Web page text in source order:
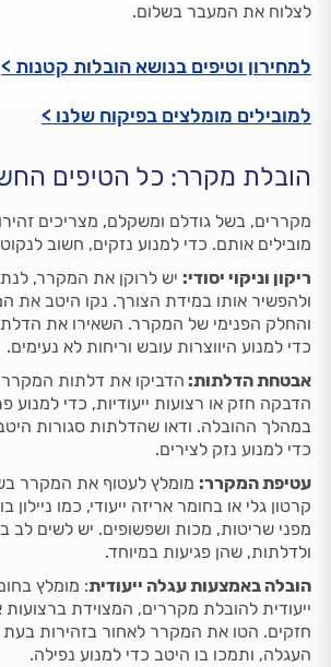
לצלוח את המעבר בשלום.
למחירון וטיפים בנושא הובלות קטנות >
למובילים מומלצים בפיקוח שלנו >
הובלת מקרר: כל הטיפים
מקררים, בשל גודלם ומשקלם, מצריכים
מובילים אותם. כדי למנוע נזקים, חשוב
ריקון וניקוי יסודי: יש לרוקן את המקרר,
ולהפשיר אותו במידת הצורך. נקו היטב את
והחלק הפנימי של המקרר. השאירו את
כדי למנוע היווצרות עובש וריחות לא נעימים.
אבטחת הדלתות: הדביקו את דלתות
הדבקה חזק או רצועות ייעודיות, כדי למנוע
במהלך ההובלה. ודאו שהדלתות סגורות
כדי למנוע נזק לצירים.
עטיפת המקרר: מומלץ לעטוף את המקרר
קרטון גלי או בחומר אריזה ייעודי, כמו ניילון
מפני שריטות, מכות ושפשופים. יש לשים לב
ולדלתות, שהן פגיעות במיוחד.
הובלה באמצעות עגלה ייעודית: מומלץ
ייעודית להובלת מקררים, המצוידת
חזקים. הטו את המקרר לאחור בזהירות
העגלה, ותמכו בו היטב כדי למנוע נפילה.